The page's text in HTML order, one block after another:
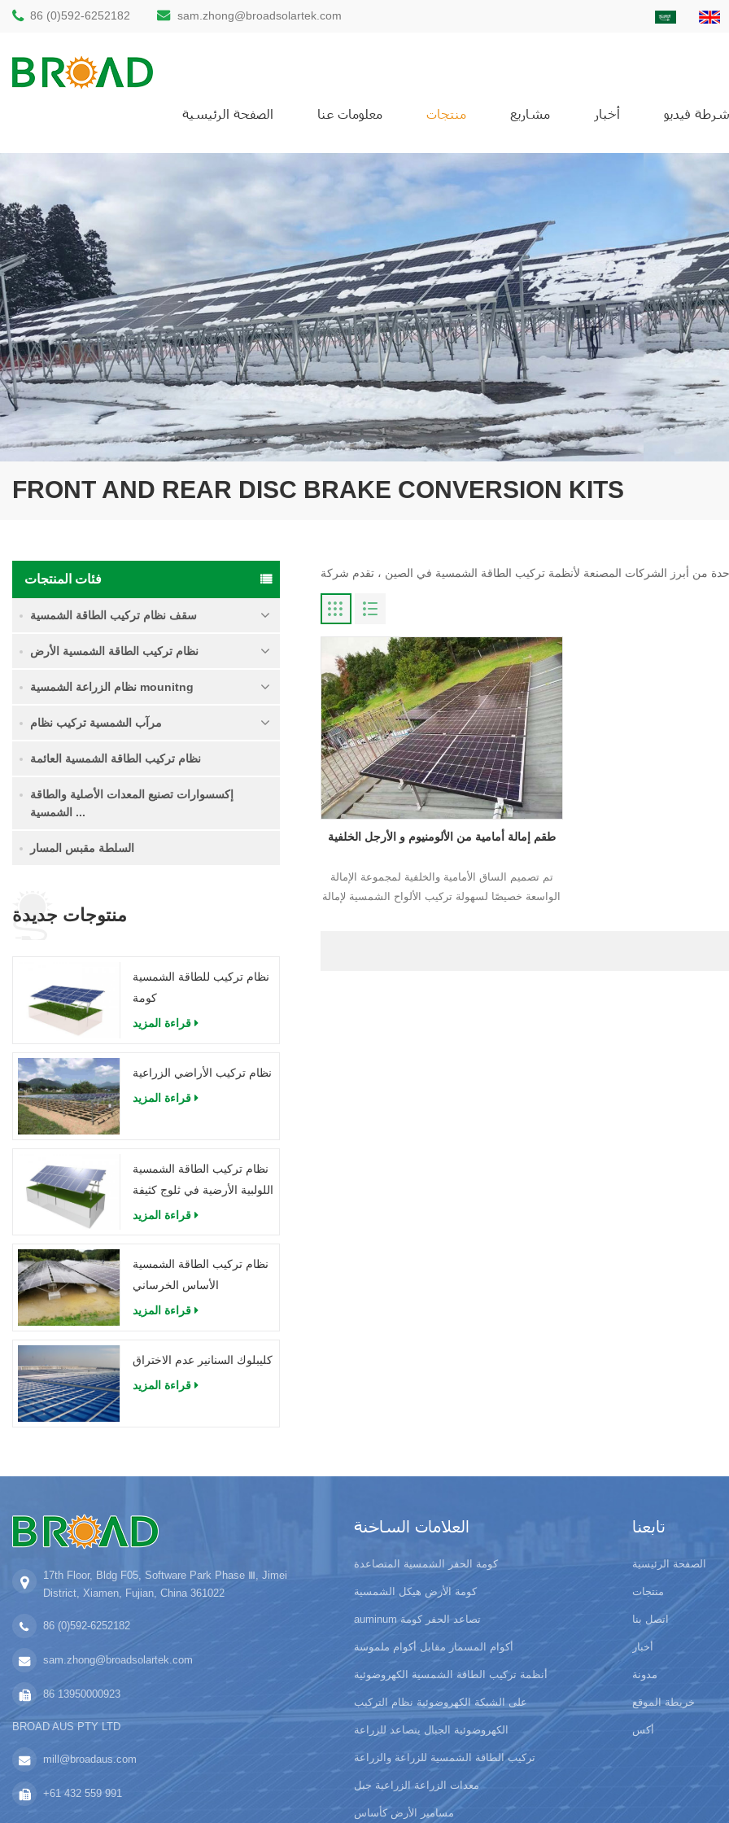
86 (0)592-6252182 sam.zhong@broadsolartek.com
الصفحة الرئيسية معلومات عنا منتجات مشاريع أخبار فيديو
FRONT AND REAR DISC BRAKE CONVERSION KITS
فئات المنتجات
سقف نظام تركيب الطاقة الشمسية
نظام تركيب الطاقة الشمسية الأرض
نظام الزراعة الشمسية mounitng
مرآب الشمسية تركيب نظام
نظام تركيب الطاقة الشمسية العائمة
إكسسوارات تصنيع المعدات الأصلية والطاقة
الشمسية ...
السلطة مقبس المسار
منتوجات جديدة
نظام تركيب للطاقة الشمسية
كومة
قراءة المزيد
نظام تركيب الأراضي الزراعية
قراءة المزيد
نظام تركيب الطاقة الشمسية
اللولبية الأرضية في ثلوج كثيفة
قراءة المزيد
نظام تركيب الطاقة الشمسية
الأساس الخرساني
قراءة المزيد
كليبلوك السنانير عدم الاختراق
قراءة المزيد
طقم إمالة أمامية من الألومنيوم و الأرجل الخلفية
تم تصميم الساق الأمامية والخلفية لمجموعة الإمالة
الواسعة خصيصًا لسهولة تركيب الألواح الشمسية لإمالة
17th Floor, Bldg F05, Software Park Phase Ⅲ, Jimei
District, Xiamen, Fujian, China 361022
86 (0)592-6252182
sam.zhong@broadsolartek.com
86 13950000923
BROAD AUS PTY LTD
mill@broadaus.com
+61 432 559 991
العلامات الساخنة
كومة الحفر الشمسية المتصاعدة
كومة الأرض هيكل الشمسية
auminum تصاعد الحفر كومة
أكوام المسمار مقابل أكوام ملموسة
أنظمة تركيب الطاقة الشمسية الكهروضوئية
على الشبكة الكهروضوئية نظام التركيب
الكهروضوئية الجبال يتصاعد للزراعة
تركيب الطاقة الشمسية للزراعة والزراعة
معدات الزراعة الزراعية جبل
مسامير الأرض كأساس
تابعنا
الصفحة الرئيسية
منتجات
اتصل بنا
أخبار
مدونة
خريطة الموقع
أكس